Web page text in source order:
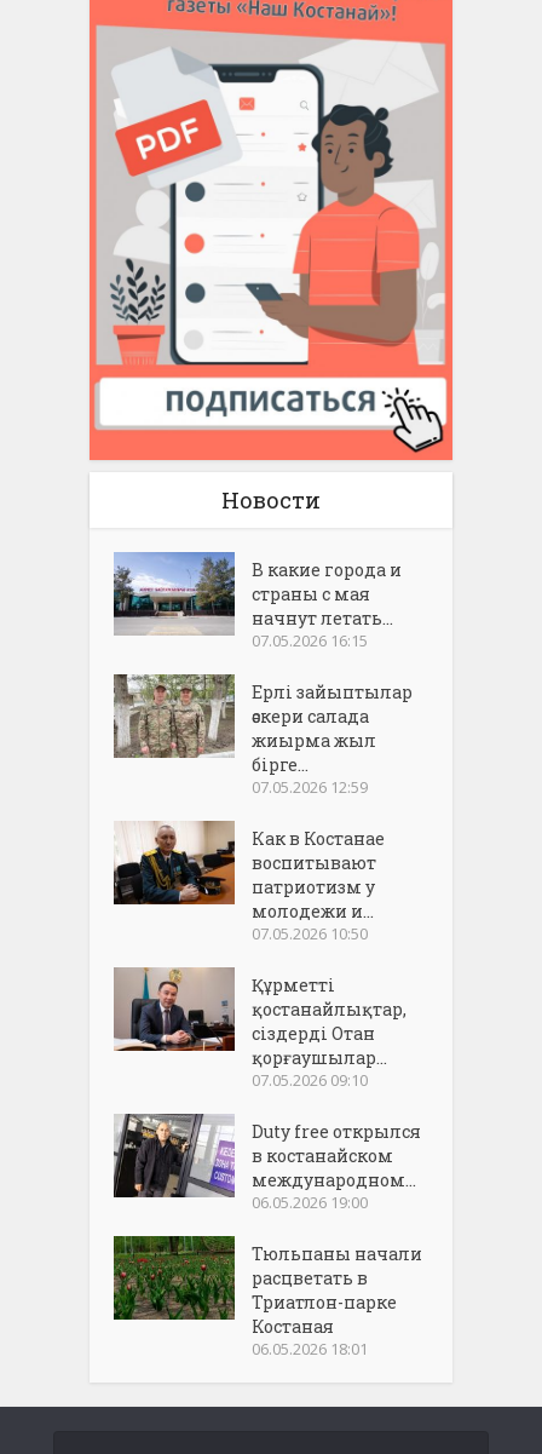
Новости
В какие города и
страны с мая
начнут летать...
07.05.2026 16:15
Ерлі зайыптылар
әскери салада
жиырма жыл
бірге...
07.05.2026 12:59
Как в Костанае
воспитывают
патриотизм у
молодежи и...
07.05.2026 10:50
Құрметті
қостанайлықтар,
сіздерді Отан
қорғаушылар...
07.05.2026 09:10
Duty free открылся
в костанайском
международном...
06.05.2026 19:00
Тюльпаны начали
расцветать в
Триатлон-парке
Костаная
06.05.2026 18:01